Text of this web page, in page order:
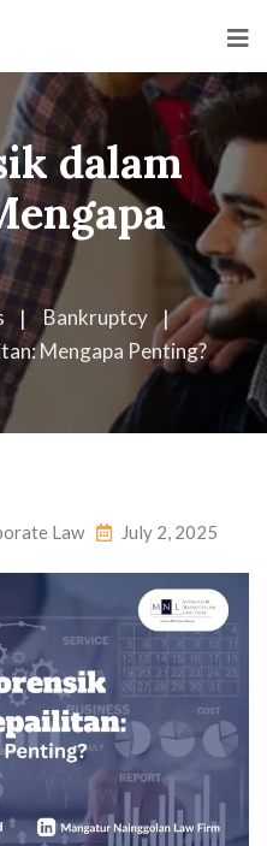
dalam
Bankruptcy
Mengapa Penting?
Law July 2, 2025